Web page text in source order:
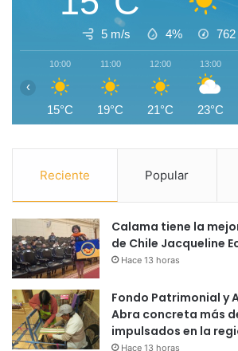
5 m/s 4% 762
10:00
15°C
11:00
19°C
12:00
21°C
13:00
23°C
‹
Reciente Popular
Calama tiene la
de Chile Jacqueline
Hace 13 horas
Fondo Patrimonial y
Abra concreta más
impulsados en la
Hace 13 horas